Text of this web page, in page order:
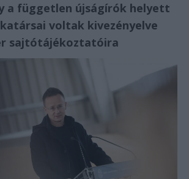
a független újságírók helyett
voltak kivezényelve
sajtótájékoztatóira